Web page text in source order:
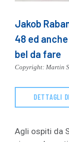
Jakob
48 ed
bel da fare
Copyright: Martin
DETTAGLI
Agli ospiti da